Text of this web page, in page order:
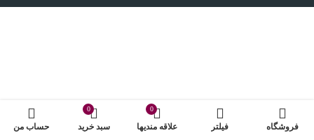
فروشگاه فیلتر
0
علاقه مندیها
0
سبد خرید حساب من